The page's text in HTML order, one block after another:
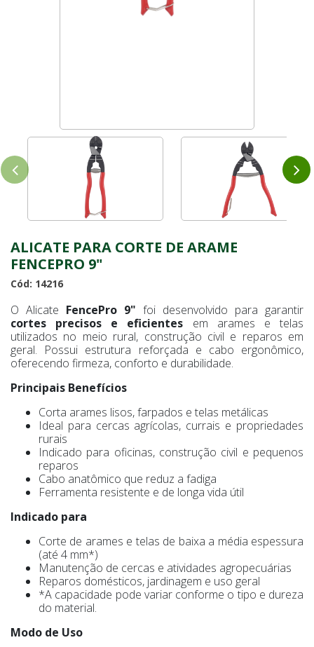
ALICATE PARA CORTE DE ARAME
FENCEPRO 9"
Cód: 14216
O Alicate FencePro 9" foi desenvolvido para garantir
cortes precisos e eficientes em arames e telas
utilizados no meio rural, construção civil e reparos em
geral. Possui estrutura reforçada e cabo ergonômico,
oferecendo firmeza, conforto e durabilidade.
Principais Benefícios
Corta arames lisos, farpados e telas metálicas
Ideal para cercas agrícolas, currais e propriedades
rurais
Indicado para oficinas, construção civil e pequenos
reparos
Cabo anatômico que reduz a fadiga
Ferramenta resistente e de longa vida útil
Indicado para
Corte de arames e telas de baixa a média espessura
(até 4 mm*)
Manutenção de cercas e atividades agropecuárias
Reparos domésticos, jardinagem e uso geral
*A capacidade pode variar conforme o tipo e dureza
do material.
Modo de Uso